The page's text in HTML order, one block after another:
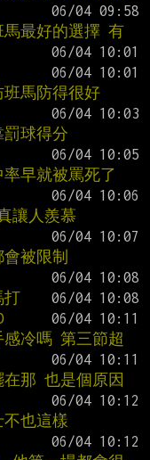
最好的選擇 有
馬防得很好
球得分
早就被罵死了
讓人羨慕
被限制
打
冷嗎 第三節超
那 也是個原因
也這樣